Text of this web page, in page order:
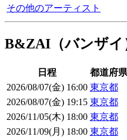
その他のアーティスト
B&ZAI（バンザイ
日程 都道府県
2026/08/07(金) 16:00 東京都
2026/08/07(金) 19:15 東京都
2026/11/05(木) 18:00 東京都
2026/11/09(月) 18:00 東京都